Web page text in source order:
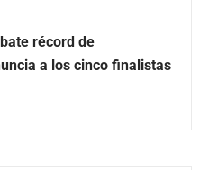
récord de
a los cinco finalistas